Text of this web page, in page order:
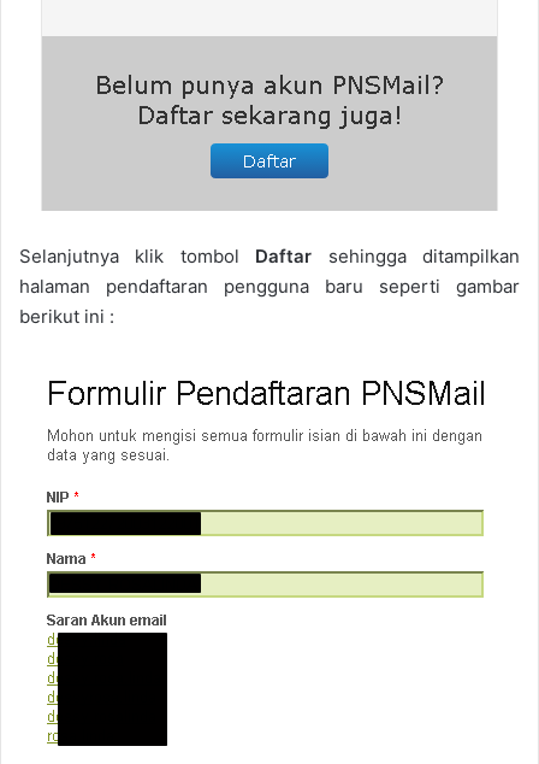
Selanjutnya klik tombol Daftar sehingga ditampilkan
halaman pendaftaran pengguna baru seperti gambar
berikut ini :